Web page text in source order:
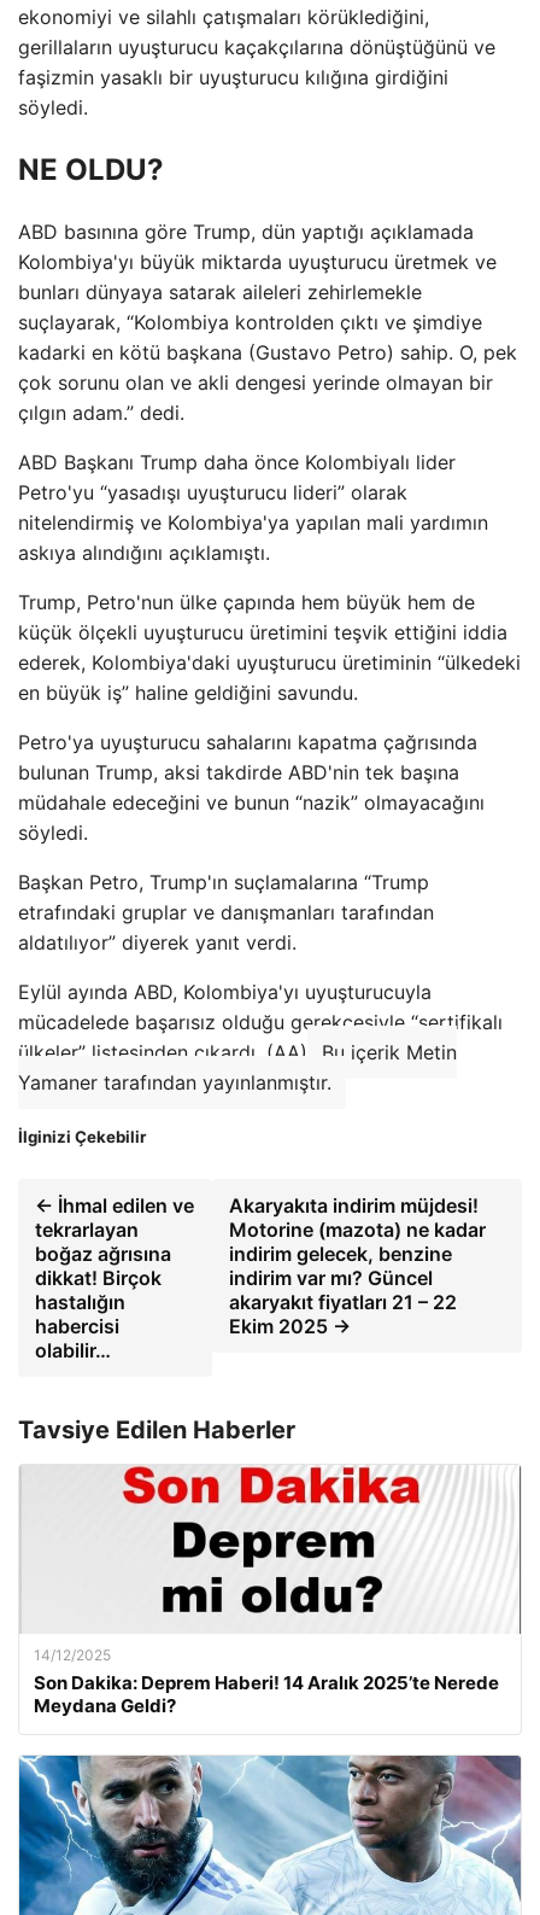
ekonomiyi ve silahlı çatışmaları körüklediğini,
gerillaların uyuşturucu kaçakçılarına dönüştüğünü ve
faşizmin yasaklı bir uyuşturucu kılığına girdiğini
söyledi.
NE OLDU?
ABD basınına göre Trump, dün yaptığı açıklamada
Kolombiya'yı büyük miktarda uyuşturucu üretmek ve
bunları dünyaya satarak aileleri zehirlemekle
suçlayarak, “Kolombiya kontrolden çıktı ve şimdiye
kadarki en kötü başkana (Gustavo Petro) sahip. O, pek
çok sorunu olan ve akli dengesi yerinde olmayan bir
çılgın adam.” dedi.
ABD Başkanı Trump daha önce Kolombiyalı lider
Petro'yu “yasadışı uyuşturucu lideri” olarak
nitelendirmiş ve Kolombiya'ya yapılan mali yardımın
askıya alındığını açıklamıştı.
Trump, Petro'nun ülke çapında hem büyük hem de
küçük ölçekli uyuşturucu üretimini teşvik ettiğini iddia
ederek, Kolombiya'daki uyuşturucu üretiminin “ülkedeki
en büyük iş” haline geldiğini savundu.
Petro'ya uyuşturucu sahalarını kapatma çağrısında
bulunan Trump, aksi takdirde ABD'nin tek başına
müdahale edeceğini ve bunun “nazik” olmayacağını
söyledi.
Başkan Petro, Trump'ın suçlamalarına “Trump
etrafındaki gruplar ve danışmanları tarafından
aldatılıyor” diyerek yanıt verdi.
Eylül ayında ABD, Kolombiya'yı uyuşturucuyla
mücadelede başarısız olduğu gerekçesiyle “sertifikalı
ülkeler” listesinden çıkardı. (AA)
Bu içerik Metin
Yamaner tarafından yayınlanmıştır.
İlginizi Çekebilir
← İhmal edilen ve
tekrarlayan
boğaz ağrısına
dikkat! Birçok
hastalığın
habercisi
olabilir…
Akaryakıta indirim müjdesi!
Motorine (mazota) ne kadar
indirim gelecek, benzine
indirim var mı? Güncel
akaryakıt fiyatları 21 – 22
Ekim 2025 →
Tavsiye Edilen Haberler
14/12/2025
Son Dakika: Deprem Haberi! 14 Aralık 2025’te Nerede
Meydana Geldi?